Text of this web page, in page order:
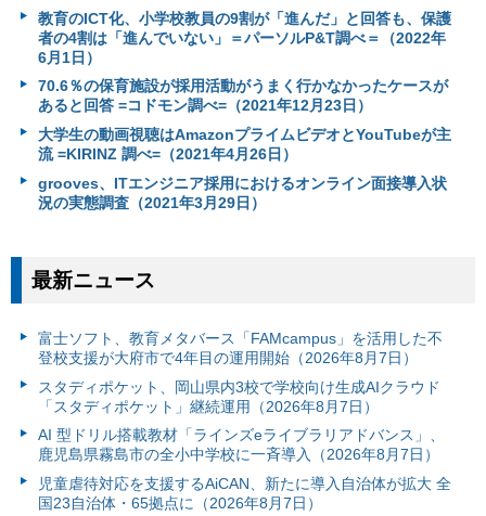
教育のICT化、小学校教員の9割が「進んだ」と回答も、保護
者の4割は「進んでいない」＝パーソルP&T調べ＝（2022年
6月1日）
70.6％の保育施設が採用活動がうまく行かなかったケースが
あると回答 =コドモン調べ=（2021年12月23日）
大学生の動画視聴はAmazonプライムビデオとYouTubeが主
流 =KIRINZ 調べ=（2021年4月26日）
grooves、ITエンジニア採用におけるオンライン面接導入状
況の実態調査（2021年3月29日）
最新ニュース
富⼠ソフト、教育メタバース「FAMcampus」を活用した不
登校支援が大府市で4年目の運用開始（2026年8月7日）
スタディポケット、岡山県内3校で学校向け生成AIクラウド
「スタディポケット」継続運用（2026年8月7日）
AI 型ドリル搭載教材「ラインズeライブラリアドバンス」、
鹿児島県霧島市の全小中学校に一斉導入（2026年8月7日）
児童虐待対応を支援するAiCAN、新たに導入自治体が拡大 全
国23自治体・65拠点に（2026年8月7日）